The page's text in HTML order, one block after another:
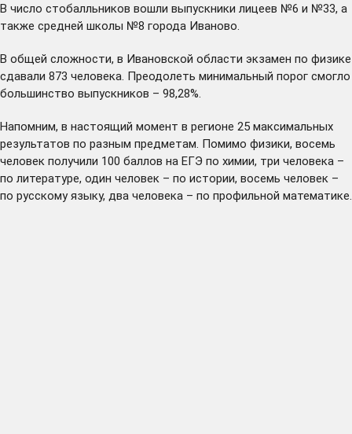
В число стобалльников вошли выпускники лицеев №6 и №33, а
также средней школы №8 города Иваново.
В общей сложности, в Ивановской области экзамен по физике
сдавали 873 человека. Преодолеть минимальный порог смогло
большинство выпускников – 98,28%.
Напомним, в настоящий момент в регионе 25 максимальных
результатов по разным предметам. Помимо физики, восемь
человек получили 100 баллов на ЕГЭ по химии, три человека –
по литературе, один человек – по истории, восемь человек –
по русскому языку, два человека – по профильной математике.